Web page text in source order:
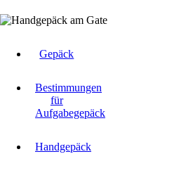
Gepäck
Bestimmungen
für
Aufgabegepäck
Handgepäck